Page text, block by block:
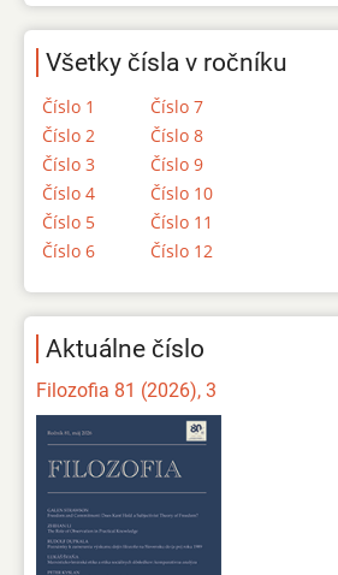
Všetky čísla v ročníku
Číslo 1
Číslo 2
Číslo 3
Číslo 4
Číslo 5
Číslo 6
Číslo 7
Číslo 8
Číslo 9
Číslo 10
Číslo 11
Číslo 12
Aktuálne číslo
Filozofia 81 (2026), 3